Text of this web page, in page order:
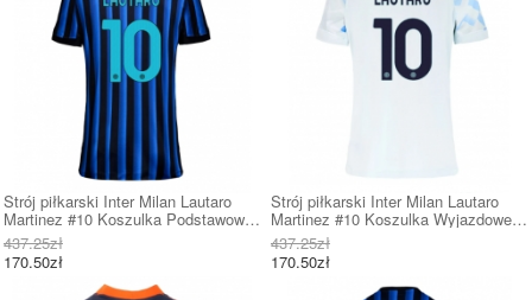
Strój piłkarski Inter Milan Lautaro
Martinez #10 Koszulka Podstawowej
damskie 2025-26 Krótki Rękaw
437.25zł
170.50zł
Strój piłkarski Inter Milan Lautaro
Martinez #10 Koszulka Wyjazdowej
damskie 2025-26 Krótki Rękaw
437.25zł
170.50zł